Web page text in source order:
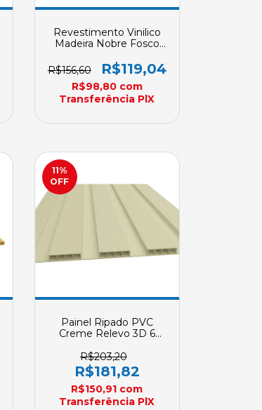
Revestimento Vinilico
Madeira Nobre Fosco
Plasbil Placa REVID
250mm X 10mm Sob
Encomenda
R$156,60 R$119,04
R$98,80 com
Transferência PlX
11%
OFF
Painel Ripado PVC
Creme Relevo 3D 6
7mm Sob Encomenda
R$203,20
R$181,82
R$150,91 com
Transferência PlX